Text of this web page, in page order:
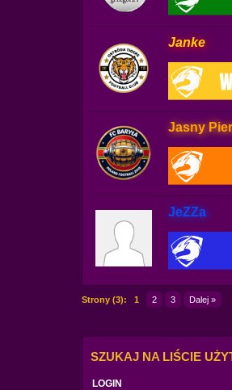
Janke
Jasny
JeZZa
Strony (3): 1 2 3 Dalej »
SZUKAJ NA LIŚCIE
LOGIN